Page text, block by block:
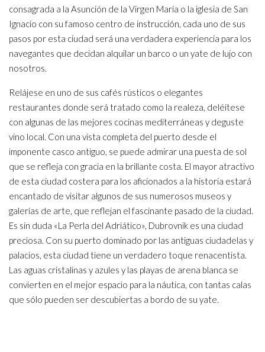
consagrada a la Asunción de la Virgen María o la iglesia de San
Ignacio con su famoso centro de instrucción, cada uno de sus
pasos por esta ciudad será una verdadera experiencia para los
navegantes que decidan alquilar un barco o un yate de lujo con
nosotros.
Relájese en uno de sus cafés rústicos o elegantes
restaurantes donde será tratado como la realeza, deléitese
con algunas de las mejores cocinas mediterráneas y deguste
vino local. Con una vista completa del puerto desde el
imponente casco antiguo, se puede admirar una puesta de sol
que se refleja con gracia en la brillante costa. El mayor atractivo
de esta ciudad costera para los aficionados a la historia estará
encantado de visitar algunos de sus numerosos museos y
galerías de arte, que reflejan el fascinante pasado de la ciudad.
Es sin duda «La Perla del Adriático», Dubrovnik es una ciudad
preciosa. Con su puerto dominado por las antiguas ciudadelas y
palacios, esta ciudad tiene un verdadero toque renacentista.
Las aguas cristalinas y azules y las playas de arena blanca se
convierten en el mejor espacio para la náutica, con tantas calas
que sólo pueden ser descubiertas a bordo de su yate.